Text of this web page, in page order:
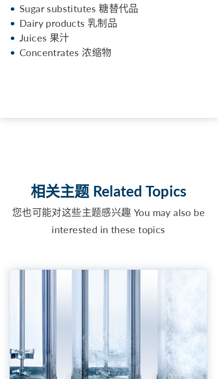
Sugar substitutes 糖替代品
Dairy products 乳制品
Juices 果汁
Concentrates 浓缩物
相关主题 Related Topics
您也可能对这些主题感兴趣 You may also be
interested in these topics